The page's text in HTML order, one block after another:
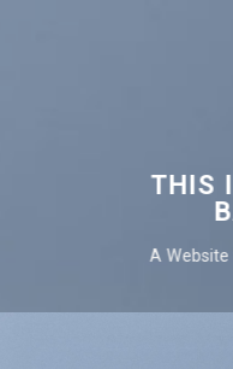
THIS
A